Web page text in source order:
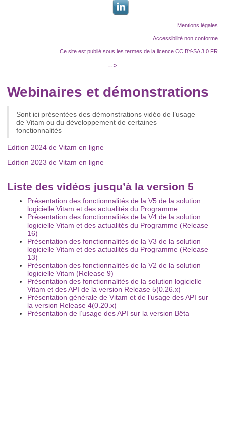
Mentions légales
Accessibilité non conforme
Ce site est publié sous les termes de la licence CC BY-SA 3.0 FR
-->
Webinaires et démonstrations
Sont ici présentées des démonstrations vidéo de l’usage
de Vitam ou du développement de certaines
fonctionnalités
Edition 2024 de Vitam en ligne
Edition 2023 de Vitam en ligne
Liste des vidéos jusqu’à la version 5
Présentation des fonctionnalités de la V5 de la solution
logicielle Vitam et des actualités du Programme
Présentation des fonctionnalités de la V4 de la solution
logicielle Vitam et des actualités du Programme (Release
16)
Présentation des fonctionnalités de la V3 de la solution
logicielle Vitam et des actualités du Programme (Release
13)
Présentation des fonctionnalités de la V2 de la solution
logicielle Vitam (Release 9)
Présentation des fonctionnalités de la solution logicielle
Vitam et des API de la version Release 5(0.26.x)
Présentation générale de Vitam et de l’usage des API sur
la version Release 4(0.20.x)
Présentation de l’usage des API sur la version Bêta